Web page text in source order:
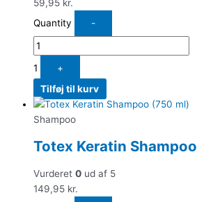
59,95 kr.
Quantity
-
1
+
Tilføj til kurv
Shampoo
Totex Keratin
Vurderet 0 ud af 5
149,95 kr.